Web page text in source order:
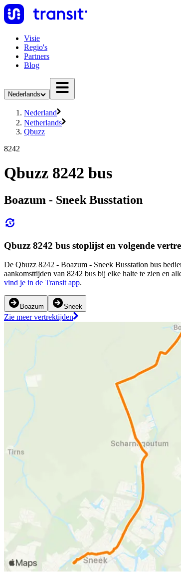
Visie
Regio's
Partners
Blog
Nederlands
Nederland
Netherlands
Qbuzz
8242
Qbuzz 8242 bus
Boazum - Sneek Busstation
Qbuzz 8242 bus stoplijst en volgende
De Qbuzz 8242 - Boazum - Sneek Busstation bus
aankomsttijden van 8242 bus bij elke halte te zien en
vind je in de Transit app.
Boazum Sneek
Zie meer vertrektijden